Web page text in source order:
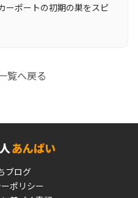
ーポートの初期の巣をスピ
覧へ戻る
あんばい
ブログ
ポリシー